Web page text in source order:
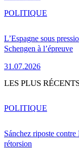
L’Espagne sous
Schengen à l’épreuve
31.07.2026
POLITIQUE
LES PLUS
Sánchez riposte
rétorsion
POLITIQUE